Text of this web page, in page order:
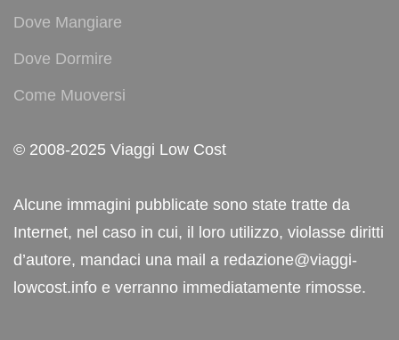
Dove Mangiare
Dove Dormire
Come Muoversi
© 2008-2025 Viaggi Low Cost
Alcune immagini pubblicate sono state tratte da
Internet, nel caso in cui, il loro utilizzo, violasse diritti
d’autore, mandaci una mail a redazione@viaggi-
lowcost.info e verranno immediatamente rimosse.